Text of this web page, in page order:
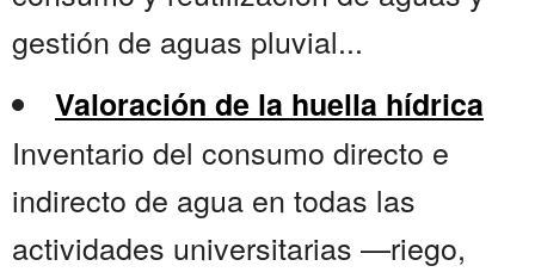
gestión de aguas pluvial...
Valoración de la huella hídrica
Inventario del consumo directo e
indirecto de agua en todas las
actividades universitarias —riego,